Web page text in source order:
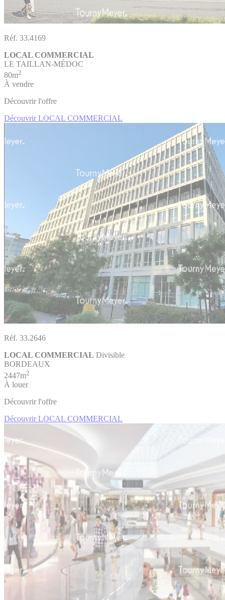
Réf. 33.4169
LOCAL COMMERCIAL
LE TAILLAN-MÉDOC
80m2
À vendre
Découvrir l'offre
Découvrir LOCAL COMMERCIAL
Réf. 33.2646
LOCAL COMMERCIAL Divisible
BORDEAUX
2447m2
À louer
Découvrir l'offre
Découvrir LOCAL COMMERCIAL